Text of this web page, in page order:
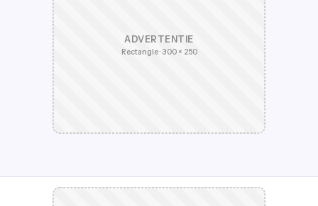
ADVERTENTIE
Rectangle · 300 × 250